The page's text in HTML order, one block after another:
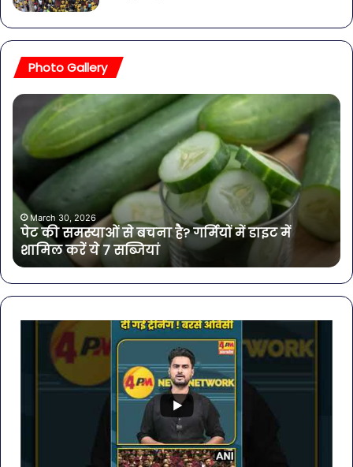
Photo Gallery
पेट
समस्याओं
गर्मियों
डाइट
शामिल
करें
ये
March 30, 2026
पेट की समस्याओं से बचना है? गर्मियों में डाइट में
शामिल करें ये 7 सब्जियां
के